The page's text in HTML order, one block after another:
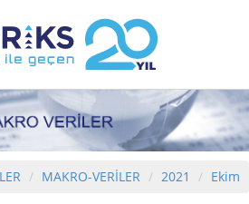
MAKRO-VERİLER 2021 Ekim